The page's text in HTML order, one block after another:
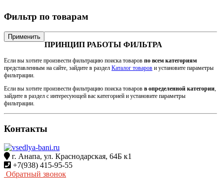
Фильтр по товарам
Применить
ПРИНЦИП РАБОТЫ ФИЛЬТРА
Если вы хотите произвести фильтрацию поиска товаров по всем категориям
представленным на сайте, зайдите в раздел Каталог товаров и установите параметры
фильтрации.
Если вы хотите произвести фильтрацию поиска товаров в определенной категории,
зайдите в раздел с интересующей вас категорией и установите параметры
фильтрации.
Контакты
г. Анапа, ул. Краснодарская, 64Б к1
+7(938) 415-95-55
Обратный звонок